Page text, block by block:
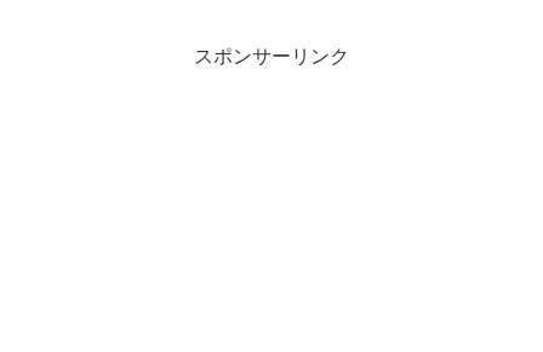
スポンサーリンク